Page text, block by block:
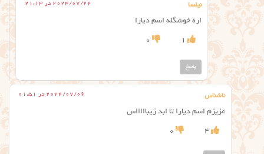
نیلسا 2024/07/22 در 21:13
اره خوشگله اسم دیارا
1
0
پاسخ
ناشناس 2024/07/06 در 01:51
عزیزم اسم دیارا تا ابد زیباااااس
4
0